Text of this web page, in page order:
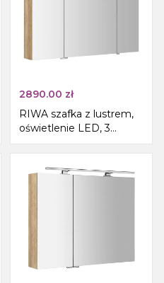
2890.00 zł
RIWA szafka z lustrem,
oświetlenie LED, 3
drzwiczki, 121x70x17cm,
dąb Alabama